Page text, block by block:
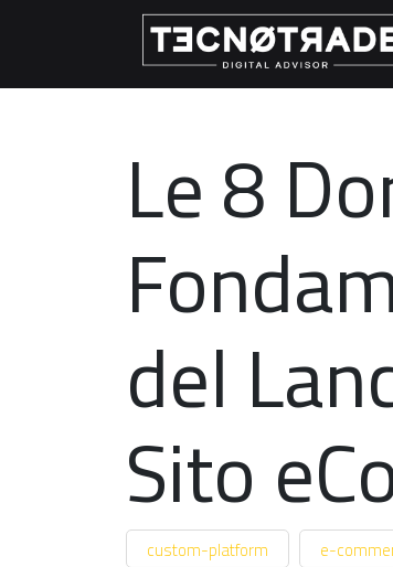
Le 8
del
Sito
custom-platform e-